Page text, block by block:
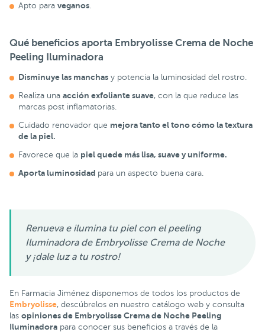
Apto para veganos.
Qué beneficios aporta Embryolisse Crema de Noche
Peeling Iluminadora
Disminuye las manchas y potencia la luminosidad del rostro.
Realiza una acción exfoliante suave, con la que reduce las
marcas post inflamatorias.
Cuidado renovador que mejora tanto el tono cómo la textura
de la piel.
Favorece que la piel quede más lisa, suave y uniforme.
Aporta luminosidad para un aspecto buena cara.
Renueva e ilumina tu piel con el peeling
Iluminadora de Embryolisse Crema de Noche
y ¡dale luz a tu rostro!
En Farmacia Jiménez disponemos de todos los productos de
Embryolisse, descúbrelos en nuestro catálogo web y consulta
las opiniones de Embryolisse Crema de Noche Peeling
Iluminadora para conocer sus beneficios a través de la